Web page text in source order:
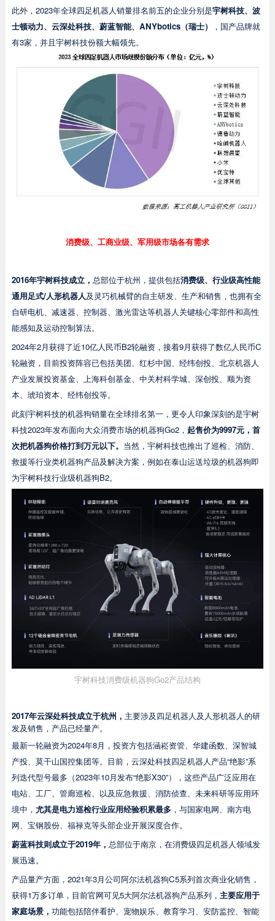
此外，2023年全球四足机器人销量排名前五的企业分别是宇树科技、波
士顿动力、云深处科技、蔚蓝智能、ANYbotics（瑞士）
，国产品牌就
有3家，并且宇树科技份额大幅领先。
消费级、工商业级、军用级市场各有需求
2016年宇树科技成立， 总部位于杭州，提供包括消费级、行业级高性能
通用足式/人形机器人及灵巧机械臂的自主研发、生产和销售，也拥有全
自研电机、减速器、控制器、激光雷达等机器人关键核心零部件和高性
能感知及运动控制算法。
2024年2月获得了近10亿人民币B2轮融资，接着9月获得了数亿人民币C
轮融资，目前投资阵容已包括美团、红杉中国、经纬创投、北京机器人
产业发展投资基金、上海科创基金、中关村科学城、深创投、顺为资
本、琥珀资本、经纬创投等。
此刻宇树科技的机器狗销量在全球排名第一，更令人印象深刻的是宇树
科技2023年发布面向大众消费市场的机器狗Go2， 起售价为9997元，首
次把机器狗价格打到万元以下。 当然，宇树科技也推出了巡检、消防、
救援等行业类机器狗产品及解决方案，例如在泰山运送垃圾的机器狗即
为宇树科技行业级机器狗B2。
宇树科技消费级机器狗Go2产品结构
2017年云深处科技成立于杭州， 主要涉及四足机器人及人形机器人的研
发及销售，产品已经量产。
最新一轮融资为2024年8月，投资方包括涵崧资管、华建函数、深智城
产投、莫干山国控集团等。目前，云深处科技四足机器人产品“绝影”系
列迭代型号最多（2023年10月发布“绝影X30”），这些产品广泛应用在
电站、工厂、管廊巡检、以及应急救援、消防侦查、未来科研等应用环
境中， 尤其是电力巡检行业应用经验积累最多，与国家电网、南方电
网、宝钢股份、福禄克等头部企业开展深度合作。
蔚蓝科技则成立于2019年， 总部位于南京，在消费级四足机器人领域发
展迅速。
产品量产方面，2021年3月公司阿尔法机器狗C5系列首次商业化销售，
获得1万多订单，目前官网可见5大阿尔法机器狗产品系列， 主要应用于
家庭场景， 功能包括陪伴看护、宠物娱乐、教育学习、安防监控、智能